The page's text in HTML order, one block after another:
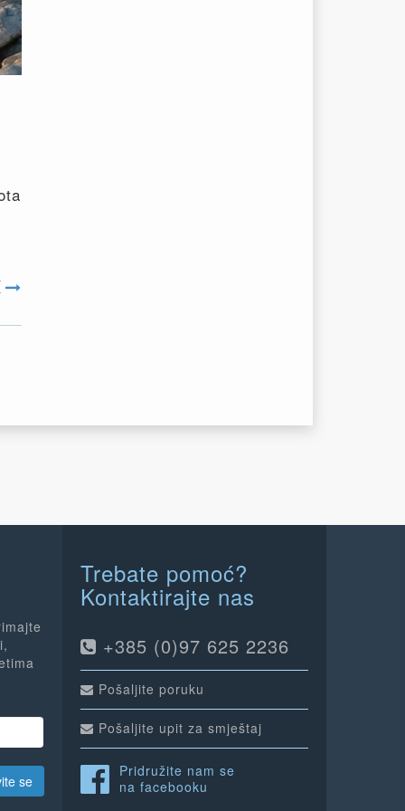
se
Trebate pomoć?
Kontaktirajte nas
+385 (0)97 625 2236
Pošaljite poruku
Pošaljite upit za smještaj
Pridružite nam se
na facebooku